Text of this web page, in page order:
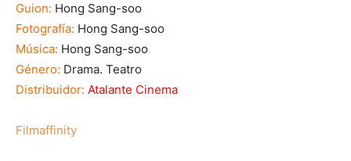
Guion: Hong Sang-soo
Fotografía: Hong Sang-soo
Música: Hong Sang-soo
Género: Drama. Teatro
Distribuidor: Atalante Cinema
Filmaffinity